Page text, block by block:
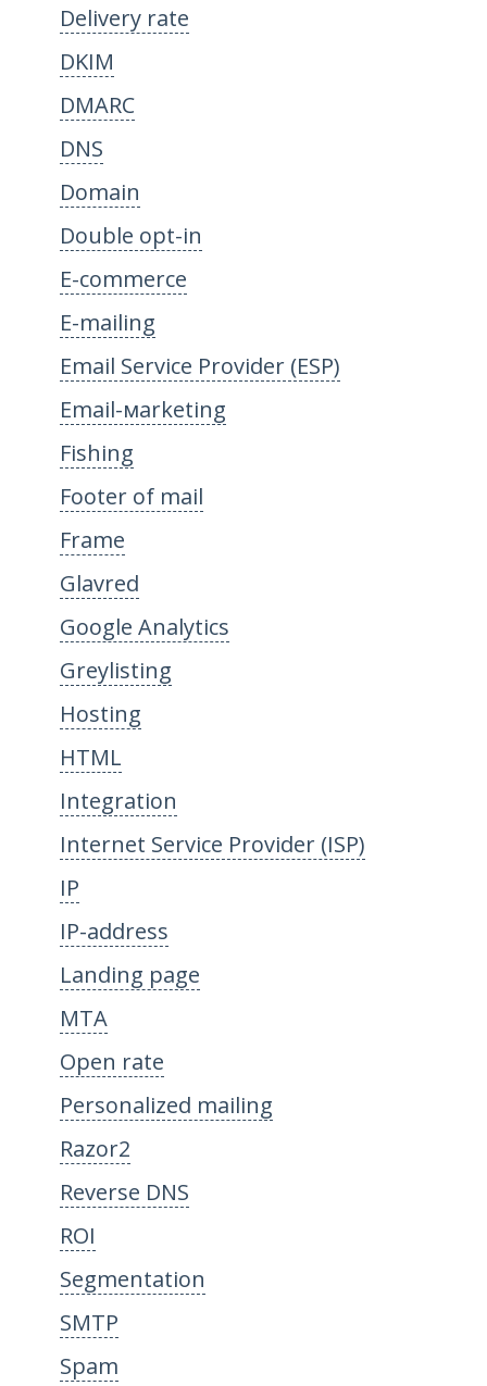
Delivery rate
DKIM
DMARC
DNS
Domain
Double opt-in
E-commerce
E-mailing
Email Service Provider (ESP)
Email-мarketing
Fishing
Footer of mail
Frame
Glavred
Google Analytics
Greylisting
Hosting
HTML
Integration
Internet Service Provider (ISP)
IP
IP-address
Landing page
MTA
Open rate
Personalized mailing
Razor2
Reverse DNS
ROI
Segmentation
SMTP
Spam